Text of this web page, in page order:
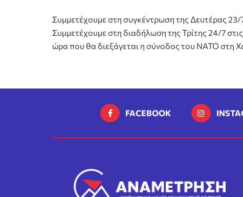
Συμμετέχουμε στη συγκέντρωση της Δευτέρας 23/
Συμμετέχουμε στη διαδήλωση της Τρίτης 24/7
ώρα που θα διεξάγεται η σύνοδος του ΝΑΤΟ στη
FACEBOOK